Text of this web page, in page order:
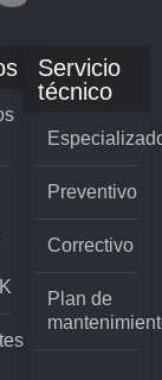
Servicio
técnico
Preventivo
Correctivo
Plan de